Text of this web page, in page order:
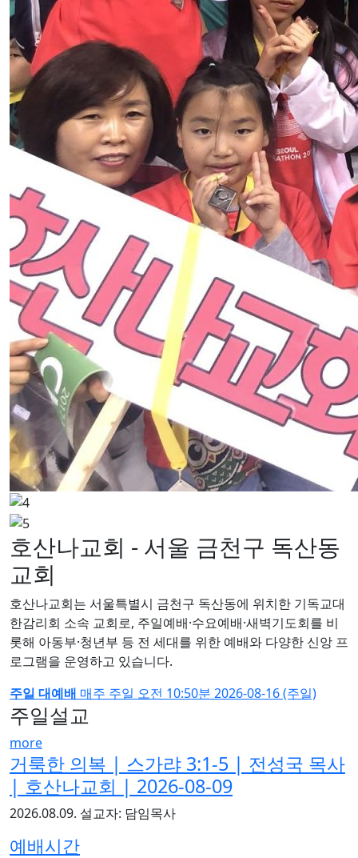
호산나교회 - 서울 금천구 독산동
교회
호산나교회는 서울특별시 금천구 독산동에 위치한 기독교대
한감리회 소속 교회로, 주일예배·수요예배·새벽기도회를 비
롯해 아동부·청년부 등 전 세대를 위한 예배와 다양한 신앙 프
로그램을 운영하고 있습니다.
주일 대예배 매주 주일 오전 10:50분 2026-08-16 (주일)
주일설교
more
거룩한 의복 | 스가랴 3:1-5 | 전성국 목사
| 호산나교회 | 2026-08-09
2026.08.09. 설교자: 담임목사
예배시간